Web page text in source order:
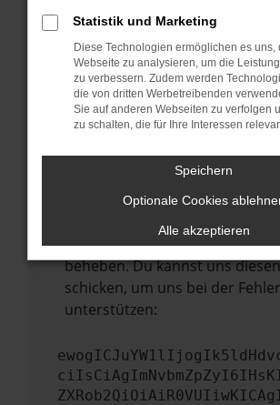
Stelle sicher, dass dein
Betriebssystem auf dem
sind.
Veraltete Software birgt nicht
Sicherheitsrisiko, sondern
führen, dass bestimmte
Wende dich an den
Wenn du alle oben genannten
versucht hast, kontaktiere uns
werden versuchen, das
beheben. Du kannst uns
schicken, um uns bei der
unterstützen:
Statistik und Marketing
Diese Technologien ermöglichen es uns,
Webseite zu analysieren, um die
zu verbessern. Zudem werden
die von dritten Werbetreibenden
Sie auf anderen Webseiten zu verfolgen
zu schalten, die für Ihre Interessen
Speichern
Optionale Cookies
Alle akzeptieren